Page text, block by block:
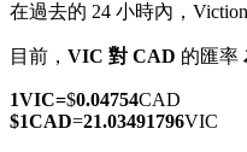
在過去的 24 小時內，
目前， VIC 對 CAD 的匯率
1VIC=$0.04754CAD
$1CAD=21.03491796VIC